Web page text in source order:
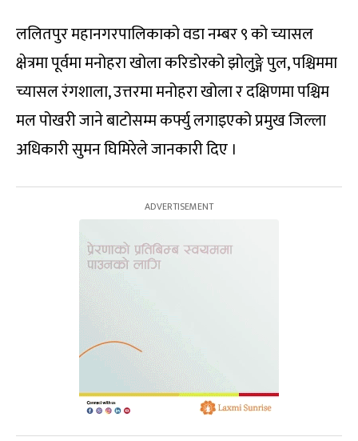
ललितपुर महानगरपालिकाको वडा नम्बर ९ को च्यासल
क्षेत्रमा पूर्वमा मनोहरा खोला करिडोरको झोलुङ्गे पुल, पश्चिममा
च्यासल रंगशाला, उत्तरमा मनोहरा खोला र दक्षिणमा पश्चिम
मल पोखरी जाने बाटोसम्म कर्फ्यु लगाइएको प्रमुख जिल्ला
अधिकारी सुमन घिमिरेले जानकारी दिए ।